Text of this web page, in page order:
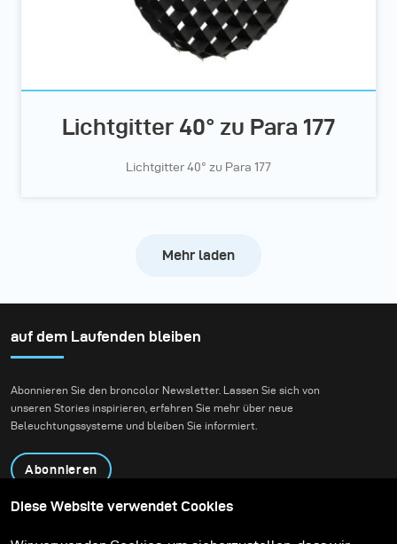
Lichtgitter 40° zu Para 177
Lichtgitter 40° zu Para 177
Mehr laden
auf dem Laufenden bleiben
Abonnieren Sie den broncolor Newsletter. Lassen Sie sich von
unseren Stories inspirieren, erfahren Sie mehr über neue
Beleuchtungssysteme und bleiben Sie informiert.
Abonnieren
Diese Website verwendet Cookies